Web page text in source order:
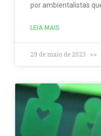
por ambientalistas
LEIA MAIS
29 de maio de 2023